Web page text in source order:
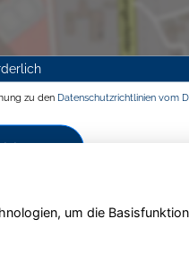
zu den Datenschutzrichtlinien vom
um die